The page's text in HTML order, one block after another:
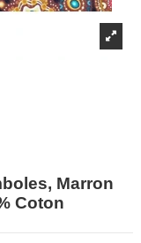
Marron
Coton